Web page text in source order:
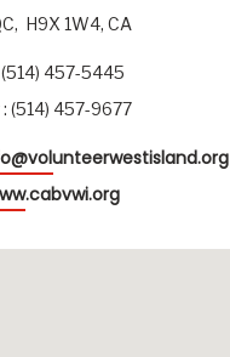
H9X 1W4, CA
457-5445
(514) 457-9677